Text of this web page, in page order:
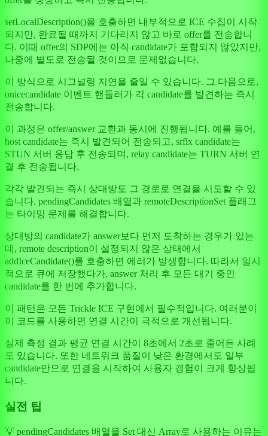
setLocalDescription()을 호출하면 내부적으로 ICE 수집이 시작
되지만, 완료될 때까지 기다리지 않고 바로 offer를 전송합니
다. 이때 offer의 SDP에는 아직 candidate가 포함되지 않았지만,
나중에 별도로 전송될 것이므로 문제없습니다.
이 방식으로 시그널링 지연을 줄일 수 있습니다. 그 다음으로,
onicecandidate 이벤트 핸들러가 각 candidate를 발견하는 즉시
전송합니다.
이 과정은 offer/answer 교환과 동시에 진행됩니다. 예를 들어,
host candidate는 즉시 발견되어 전송되고, srflx candidate는
STUN 서버 응답 후 전송되며, relay candidate는 TURN 서버 연
결 후 전송됩니다.
각각 발견되는 즉시 상대방도 그 경로로 연결을 시도할 수 있
습니다. pendingCandidates 배열과 remoteDescriptionSet 플래그
는 타이밍 문제를 해결합니다.
상대방의 candidate가 answer보다 먼저 도착하는 경우가 있는
데, remote description이 설정되지 않은 상태에서
addIceCandidate()를 호출하면 에러가 발생합니다. 따라서 일시
적으로 큐에 저장했다가, answer 처리 후 모든 대기 중인
candidate를 한 번에 추가합니다.
이 패턴은 모든 Trickle ICE 구현에서 필수적입니다. 여러분이
이 코드를 사용하면 연결 시간이 극적으로 개선됩니다.
실제 측정 결과 평균 연결 시간이 8초에서 2초로 줄어든 사례
도 있습니다. 또한 네트워크 품질이 낮은 환경에서도 일부
candidate만으로 연결을 시작하여 사용자 경험이 크게 향상됩
니다.
실전 팁
💡 pendingCandidates 배열을 Set 대신 Array로 사용하는 이유는